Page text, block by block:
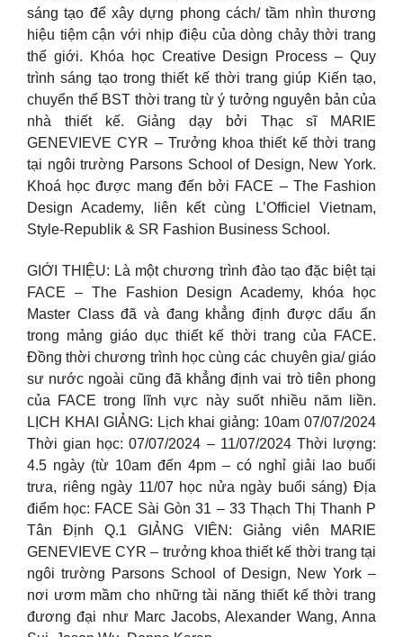
sáng tạo để xây dựng phong cách/ tầm nhìn thương
hiệu tiệm cận với nhịp điệu của dòng chảy thời trang
thế giới. Khóa học Creative Design Process – Quy
trình sáng tạo trong thiết kế thời trang giúp Kiến tạo,
chuyển thể BST thời trang từ ý tưởng nguyên bản của
nhà thiết kế. Giảng dạy bởi Thạc sĩ MARIE
GENEVIEVE CYR – Trưởng khoa thiết kế thời trang
tại ngôi trường Parsons School of Design, New York.
Khoá học được mang đến bởi FACE – The Fashion
Design Academy, liên kết cùng L’Officiel Vietnam,
Style-Republik & SR Fashion Business School.
GIỚI THIỆU: Là một chương trình đào tạo đặc biệt tại
FACE – The Fashion Design Academy, khóa học
Master Class đã và đang khẳng định được dấu ấn
trong mảng giáo dục thiết kế thời trang của FACE.
Đồng thời chương trình học cùng các chuyên gia/ giáo
sư nước ngoài cũng đã khẳng định vai trò tiên phong
của FACE trong lĩnh vực này suốt nhiều năm liền.
LỊCH KHAI GIẢNG: Lịch khai giảng: 10am 07/07/2024
Thời gian học: 07/07/2024 – 11/07/2024 Thời lượng:
4.5 ngày (từ 10am đến 4pm – có nghỉ giải lao buổi
trưa, riêng ngày 11/07 học nửa ngày buổi sáng) Địa
điểm học: FACE Sài Gòn 31 – 33 Thạch Thị Thanh P
Tân Định Q.1 GIẢNG VIÊN: Giảng viên MARIE
GENEVIEVE CYR – trưởng khoa thiết kế thời trang tại
ngôi trường Parsons School of Design, New York –
nơi ươm mầm cho những tài năng thiết kế thời trang
đương đại như Marc Jacobs, Alexander Wang, Anna